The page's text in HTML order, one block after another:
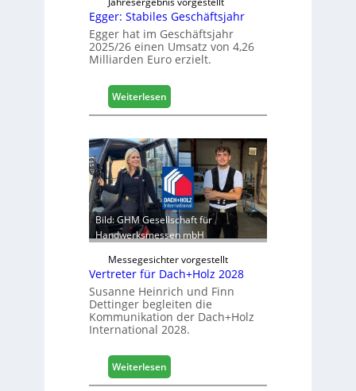
e
t
L
o
s
i
k
b
e
r
e
i
c
h
Egger: Stabiles Geschäftsjahr
Egger hat im Geschäftsjahr
2025/26 einen Umsatz von 4,26
Milliarden Euro erzielt.
Weiterlesen:
E
g
e
r
S
t
a
b
i
l
e
s
G
e
s
c
h
Bild: GHM Gesellschaft für
Handwerksmessen mbH
Messegesichter vorgestellt
Vertreter für Dach+Holz 2028
Susanne Heinrich und Finn
Dettinger begleiten die
Kommunikation der Dach+Holz
International 2028.
Weiterlesen:
V